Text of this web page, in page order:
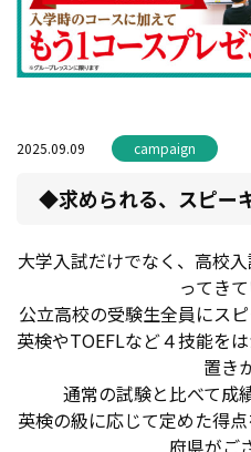
2025.09.09 campaign
◆求められる、スピー
大学入試だけでなく、高校
ってきて
公立高校の受験生全員にス
英検やTOEFLなど４技能を
置き
通常の試験と比べて成
英検の級に応じて定めた得
府県がご